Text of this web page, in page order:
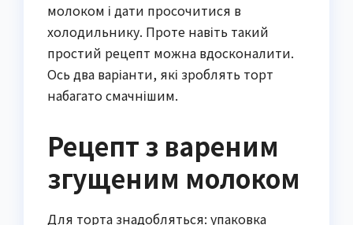
молоком і дати просочитися в
холодильнику. Проте навіть такий
простий рецепт можна вдосконалити.
Ось два варіанти, які зроблять торт
набагато смачнішим.
Рецепт з вареним
згущеним молоком
Для торта знадобляться: упаковка